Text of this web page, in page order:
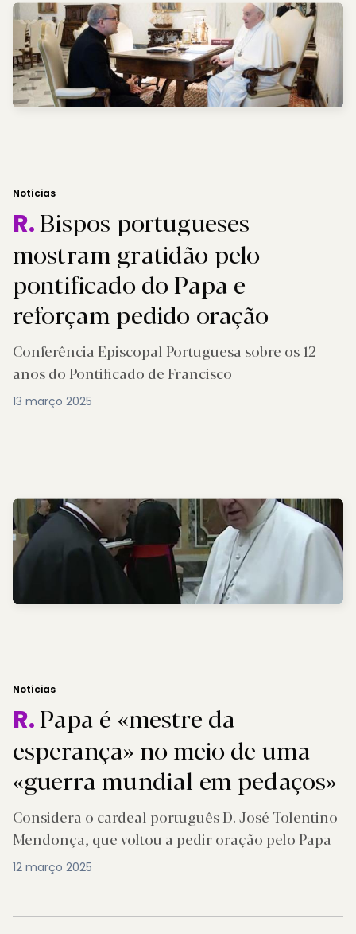
Notícias
R.Bispos portugueses
mostram gratidão pelo
pontificado do Papa e
reforçam pedido oração
Conferência Episcopal Portuguesa sobre os 12
anos do Pontificado de Francisco
13 março 2025
Notícias
R.Papa é «mestre da
esperança» no meio de uma
«guerra mundial em pedaços»
Considera o cardeal português D. José Tolentino
Mendonça, que voltou a pedir oração pelo Papa
12 março 2025